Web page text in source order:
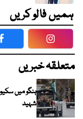
ہمیں فالو کریں
Facebook
متعلقہ خبریں
شہید